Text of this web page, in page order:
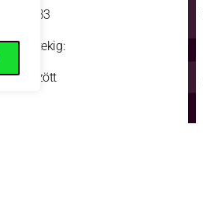
400 3333
– péntekig:
óra között